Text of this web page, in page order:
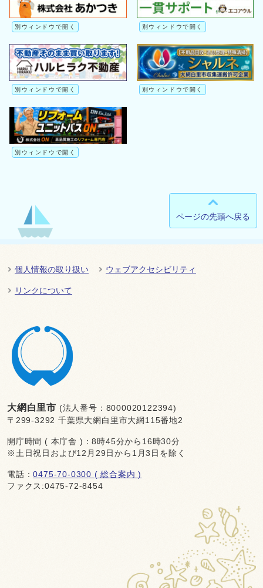
別ウィンドウで開く 別ウィンドウで開く
別ウィンドウで開く 別ウィンドウで開く
別ウィンドウで開く
ページの先頭へ戻る
個人情報の取り扱い ウェブアクセシビリティ
リンクについて
大網白里市 (法人番号：8000020122394)
〒299-3292 千葉県大網白里市大網115番地2
開庁時間 ( 本庁舎 )：8時45分から16時30分
※土日祝日および12月29日から1月3日を除く
電話：0475-70-0300 ( 総合案内 )
ファクス:0475-72-8454